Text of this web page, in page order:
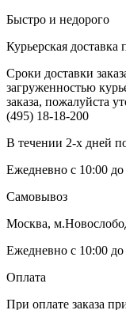
Быстро и недорого
Курьерская
Сроки доставки
загруженностью
заказа, пожалуйста
(495) 18-18-200
В течении 2-х дней
Ежедневно с 10:00 до
Самовывоз
Москва,
Ежедневно с 10:00 до
Оплата
При оплате заказа